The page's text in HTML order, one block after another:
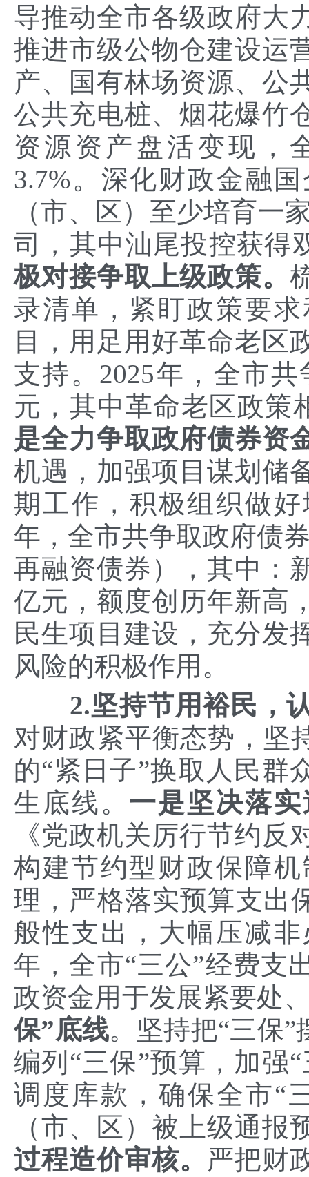
导推动全市各级政府大
推进市级公物仓建设运
产、国有林场资源、公
公共充电桩、烟花爆竹
资源资产盘活变现，
3.7%。深化财政金融
（市、区）至少培育一
司，其中汕尾投控获得
极对接争取上级政策。
录清单，紧盯政策要
目，用足用好革命老区
支持。2025年，全市
元，其中革命老区政策
是全力争取政府债券资
机遇，加强项目谋划储
期工作，积极组织做
年，全市共争取政府债
再融资债券），其中：
亿元，额度创历年新高
民生项目建设，充分发
风险的积极作用。
2.坚持节用裕民，
对财政紧平衡态势，坚
的“紧日子”换取人民群
生底线。 一是坚决落
《党政机关厉行节约
构建节约型财政保障
理，严格落实预算支出
般性支出，大幅压减
年，全市“三公”经费支
政资金用于发展紧要处
保”底线。坚持把“三保
编列“三保”预算，加强
调度库款，确保全市“
（市、区）被上级通报
过程造价审核。 严把财